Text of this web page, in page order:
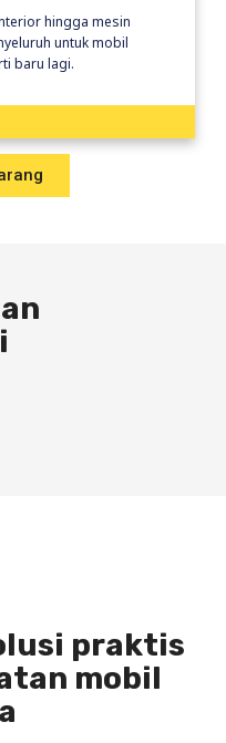
hingga mesin
untuk mobil
baru lagi.
praktis
mobil